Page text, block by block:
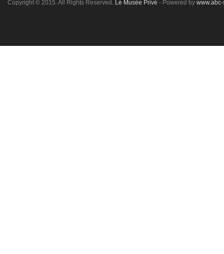
Copyright © 2015. All Rights Reserved. Le Musée Privé - Powered by